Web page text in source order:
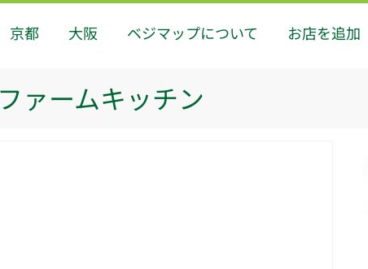
京都 大阪 ベジマップについて お店を追加
ァームキッチン